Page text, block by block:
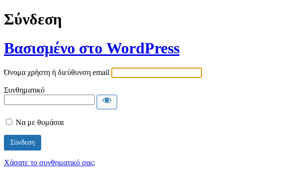
Σύνδεση
Βασισμένο στο WordPress
Όνομα χρήστη ή διεύθυνση email
Συνθηματικό
Να με θυμάσαι
Χάσατε το συνθηματικό σας;